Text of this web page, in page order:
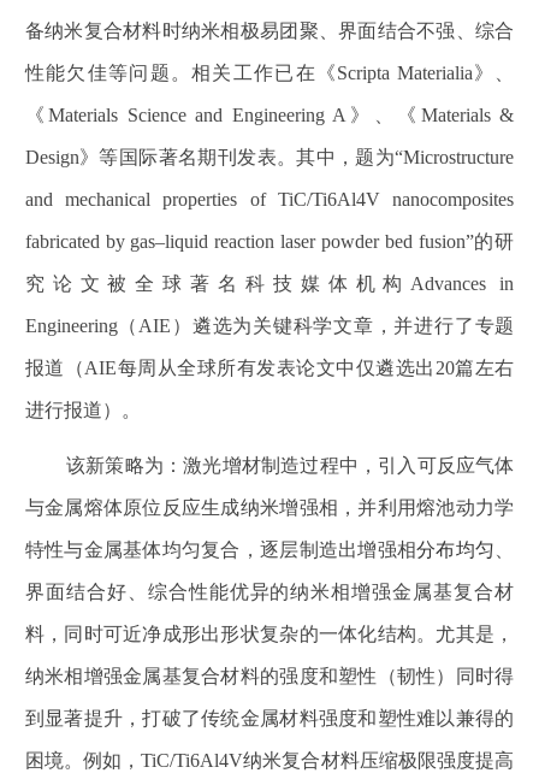
备纳米复合材料时纳米相极易团聚、界面结合不强、综合
性能欠佳等问题。相关工作已在《Scripta Materialia》、
《Materials Science and Engineering A 》、《 Materials &
Design》等国际著名期刊发表。其中，题为“Microstructure
and mechanical properties of TiC/Ti6Al4V nanocomposites
fabricated by gas–liquid reaction laser powder bed fusion”的研
究论文被全球著名科技媒体机构 Advances in
Engineering（ AIE ）遴选为关键科学文章，并进行了专题
报道（AIE每周从全球所有发表论文中仅遴选出 20篇左右
进行报道）。
该新策略为：激光增材制造过程中，引入可反应气体
与金属熔体原位反应生成纳米增强相，并利用熔池动力学
特性与金属基体均匀复合，逐层制造出增强相分布均匀
界面结合好、综合性能优异的纳米相增强金属基复合材
料，同时可近净成形出形状复杂的一体化结构。尤其是，
纳米相增强金属基复合材料的强度和塑性（韧性）同时得
到显著提升，打破了传统金属材料强度和塑性难以兼得的
困境。例如，TiC/Ti6Al4V纳米复合材料压缩极限强度提高